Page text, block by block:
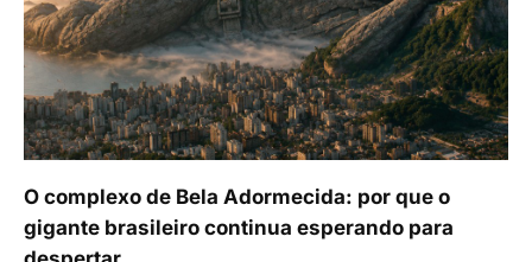
O complexo de Bela Adormecida: por que o
gigante brasileiro continua esperando para